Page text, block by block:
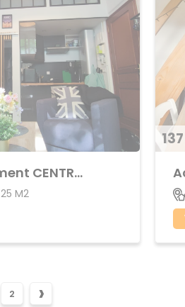
Achat Appartement CENTRE VILLE
25 M2
2 ›